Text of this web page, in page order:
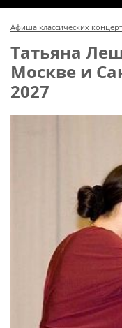
8 (499) 923-22-78
Афиша классических
Татьяна
Москве и
2027